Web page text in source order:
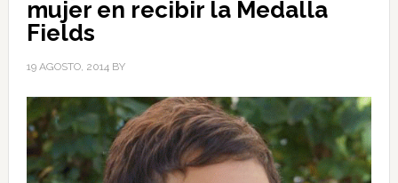
mujer en recibir la Medalla
Fields
19 AGOSTO, 2014BY